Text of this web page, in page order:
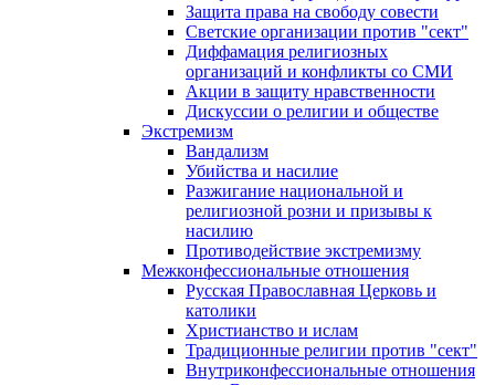
Защита права на свободу совести
Светские организации против "сект"
Диффамация религиозных
организаций и конфликты со СМИ
Акции в защиту нравственности
Дискуссии о религии и обществе
Экстремизм
Вандализм
Убийства и насилие
Разжигание национальной и
религиозной розни и призывы к
насилию
Противодействие экстремизму
Межконфессиональные отношения
Русская Православная Церковь и
католики
Христианство и ислам
Традиционные религии против "сект"
Внутриконфессиональные отношения